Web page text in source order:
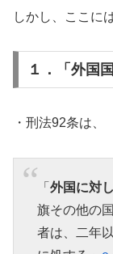
しかし、ここに
１．「外国
・刑法92条は、
「 外国に対
旗その他の
者は、二年